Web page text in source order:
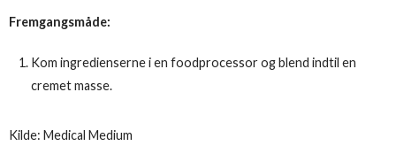
Fremgangsmåde:
Kom ingredienserne i en foodprocessor og blend indtil en
cremet masse.
Kilde: Medical Medium